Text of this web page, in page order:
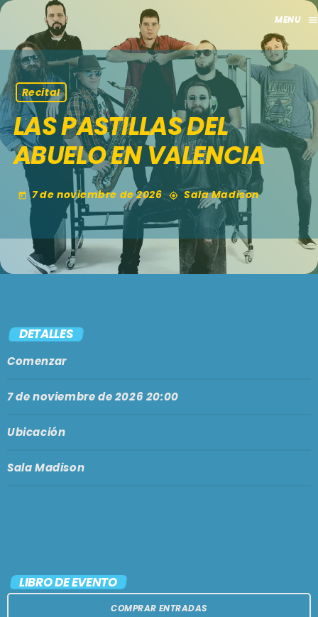
close
HOME
CLUB
APORTES
TV
GRILLA
EVENTOS
BARCELONA
MALLORCA
PODCASTS
TIENDA
EN VIVO AHORA!
Recital
LAS PASTILLAS DEL
ABUELO EN VALENCIA
today 7 de noviembre de 2026 my_location Sala Madison
DETALLES
Comenzar
7 de noviembre de 2026 20:00
Ubicación
Sala Madison
LIBRO DE EVENTO
COMPRAR ENTRADAS